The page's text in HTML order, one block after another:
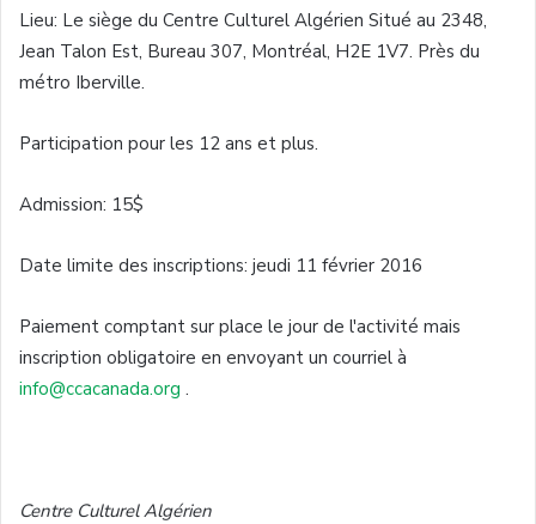
Lieu: Le siège du Centre Culturel Algérien Situé au 2348,
Jean Talon Est, Bureau 307, Montréal, H2E 1V7. Près du
métro Iberville.
Participation pour les 12 ans et plus.
Admission: 15$
Date limite des inscriptions: jeudi 11 février 2016
Paiement comptant sur place le jour de l'activité mais
inscription obligatoire en envoyant un courriel à
info@ccacanada.org .
Centre Culturel Algérien